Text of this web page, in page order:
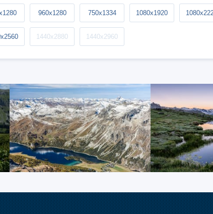
960x1280 750x1334 1080x1920
1440x2880 1440x2960